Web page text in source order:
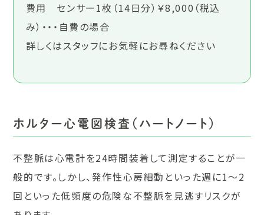
費用 センサー1枚（14日分）￥8,000（税込
み）・・・自費の場合
詳しくはスタッフにお気軽にお尋ねください
ホルター心電図検査（ハートノート）
不整脈は心電計を24時間装着して測定することが一
般的です。しかし、発作性心房細動といった週に1～2
回といった低頻度の危険な不整脈を見逃すリスクが